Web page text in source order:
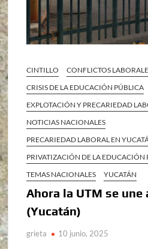
CINTILLO
CONFLICTOS
CRISIS DE LA EDUCACIÓN PÚBLICA
EXPLOTACIÓN Y PRECARIEDAD
NOTICIAS NACIONALES
PRECARIEDAD LABORAL EN
PRIVATIZACIÓN DE LA EDUCACIÓN
TEMAS NACIONALES
YUCATÁN
Ahora la UTM se une
(Yucatán)
grieta 10 junio, 2025